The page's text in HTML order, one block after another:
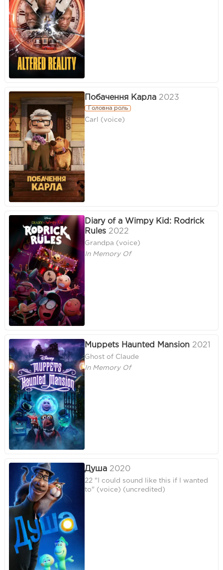
Побачення Карла 2023
Головна роль
Carl (voice)
Diary of a Wimpy Kid: Rodrick
Rules 2022
Grandpa (voice)
In Memory Of
Muppets Haunted Mansion 2021
Ghost of Claude
In Memory Of
Душа 2020
22 "I could sound like this if I wanted
to" (voice) (uncredited)